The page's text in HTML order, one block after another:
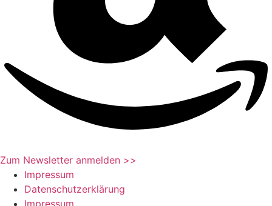
Zum Newsletter anmelden >>
Impressum
Datenschutzerklärung
Impressum